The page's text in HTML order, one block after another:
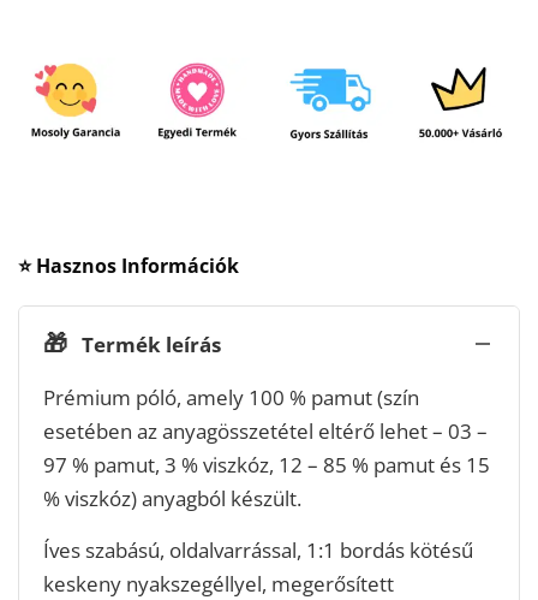
⭐ Hasznos Információk
🎁 Termék leírás
Prémium póló, amely 100 % pamut (szín
esetében az anyagösszetétel eltérő lehet – 03 –
97 % pamut, 3 % viszkóz, 12 – 85 % pamut és 15
% viszkóz) anyagból készült.
Íves szabású, oldalvarrással, 1:1 bordás kötésű
keskeny nyakszegéllyel, megerősített